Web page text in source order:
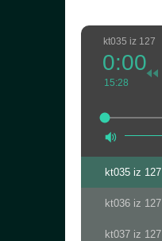
kt035 iz 127
0:00
15:28
kt035 iz 127
kt036 iz 127
kt037 iz 127